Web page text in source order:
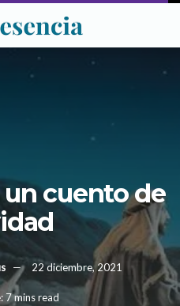
un cuento de
22 diciembre, 2021
7 mins read